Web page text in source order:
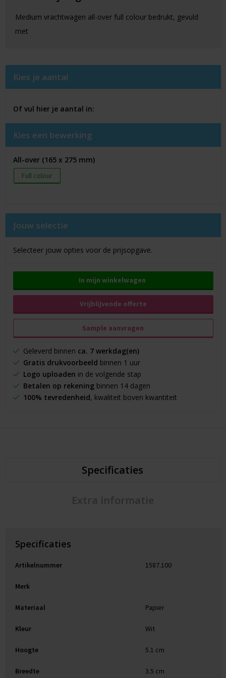
Medium vrachtwagen all-over full colour bedrukt, gevuld
met
Kies je aantal
Of vul hier je aantal in:
Kies een bewerking
All-over (165 x 275 mm)
Full colour
Jouw selectie
Selecteer jouw opties voor de prijsopgave.
In mijn winkelwagen
Vrijblijvende offerte
Sample aanvragen
Geleverd binnen ca. 7 werkdag(en)
Gratis drukvoorbeeld binnen 1 uur
Logo uploaden in de volgende stap
Betalen op rekeningbinnen 14 dagen
100% tevredenheid, kwaliteit boven kwantiteit
Specificaties
Specificaties
Artikelnummer 1587.100
Merk
Materiaal Papier
Kleur Wit
Hoogte 5.1 cm
Breedte 3.5 cm